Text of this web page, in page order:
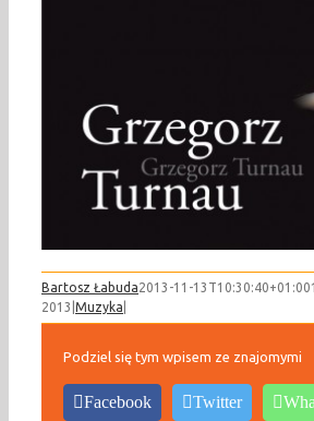
Bartosz Łabuda2013-11-13T10:30:40+01:00
2013 Muzyka
Podziel się tym wpisem ze znajomymi
Facebook Twitter